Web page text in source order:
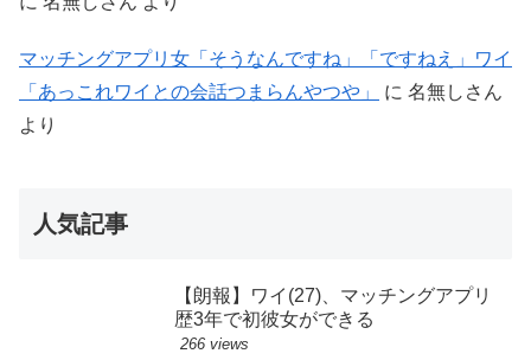
マッチングアプリ女「そうなんですね」「ですねえ」ワイ
「あっこれワイとの会話つまらんやつや」
に 名無しさん
より
人気記事
【朗報】ワイ(27)、マッチングアプリ
歴3年で初彼女ができる
266 views